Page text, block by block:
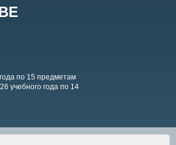
по 15 предметам
учебного года по 14